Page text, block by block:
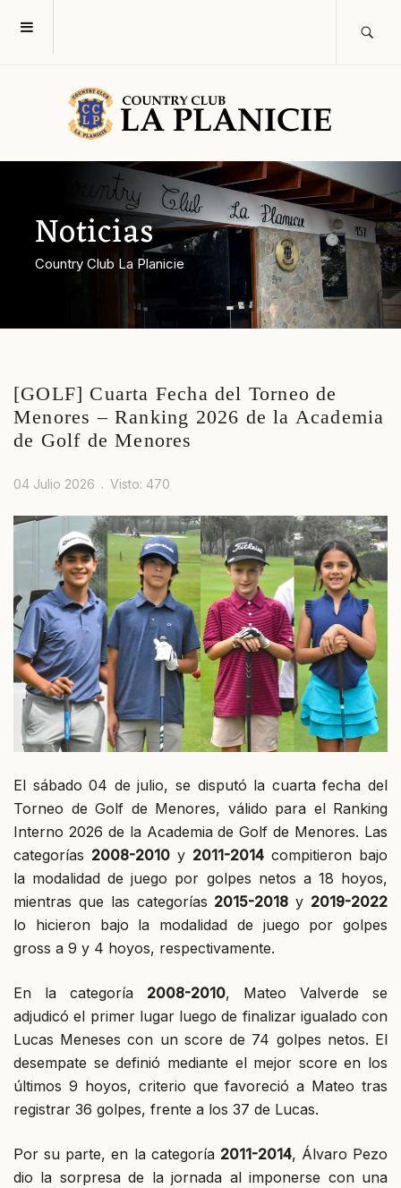
Noticias
Country Club La Planicie
[GOLF] Cuarta Fecha del Torneo de
Menores – Ranking 2026 de la Academia
de Golf de Menores
04 Julio 2026 Visto: 470
El sábado 04 de julio, se disputó la cuarta fecha del
Torneo de Golf de Menores, válido para el Ranking
Interno 2026 de la Academia de Golf de Menores. Las
categorías 2008-2010 y 2011-2014 compitieron bajo
la modalidad de juego por golpes netos a 18 hoyos,
mientras que las categorías 2015-2018 y 2019-2022
lo hicieron bajo la modalidad de juego por golpes
gross a 9 y 4 hoyos, respectivamente.
En la categoría 2008-2010, Mateo Valverde se
adjudicó el primer lugar luego de finalizar igualado con
Lucas Meneses con un score de 74 golpes netos. El
desempate se definió mediante el mejor score en los
últimos 9 hoyos, criterio que favoreció a Mateo tras
registrar 36 golpes, frente a los 37 de Lucas.
Por su parte, en la categoría 2011-2014, Álvaro Pezo
dio la sorpresa de la jornada al imponerse con una